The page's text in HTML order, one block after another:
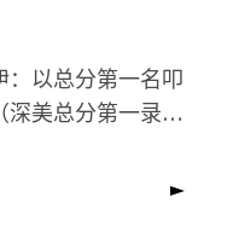
：以总分第一名叩
深美总分第一录